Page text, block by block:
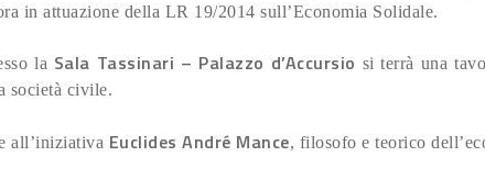
in attuazione della LR 19/2014 sull’Economia Solidale.
la Sala Tassinari – Palazzo d’Accursio si terrà una
società civile.
all’iniziativa Euclides André Mance, filosofo e teorico